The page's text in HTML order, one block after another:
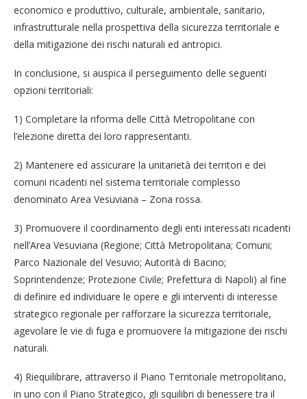
economico e produttivo, culturale, ambientale, sanitario,
infrastrutturale nella prospettiva della sicurezza territoriale e
della mitigazione dei rischi naturali ed antropici.
In conclusione, si auspica il perseguimento delle seguenti
opzioni territoriali:
1) Completare la riforma delle Città Metropolitane con
l’elezione diretta dei loro rappresentanti.
2) Mantenere ed assicurare la unitarietà dei territori e dei
comuni ricadenti nel sistema territoriale complesso
denominato Area Vesuviana – Zona rossa.
3) Promuovere il coordinamento degli enti interessati ricadenti
nell’Area Vesuviana (Regione; Città Metropolitana; Comuni;
Parco Nazionale del Vesuvio; Autorità di Bacino;
Soprintendenze; Protezione Civile; Prefettura di Napoli) al fine
di definire ed individuare le opere e gli interventi di interesse
strategico regionale per rafforzare la sicurezza territoriale,
agevolare le vie di fuga e promuovere la mitigazione dei rischi
naturali.
4) Riequilibrare, attraverso il Piano Territoriale metropolitano,
in uno con il Piano Strategico, gli squilibri di benessere tra il